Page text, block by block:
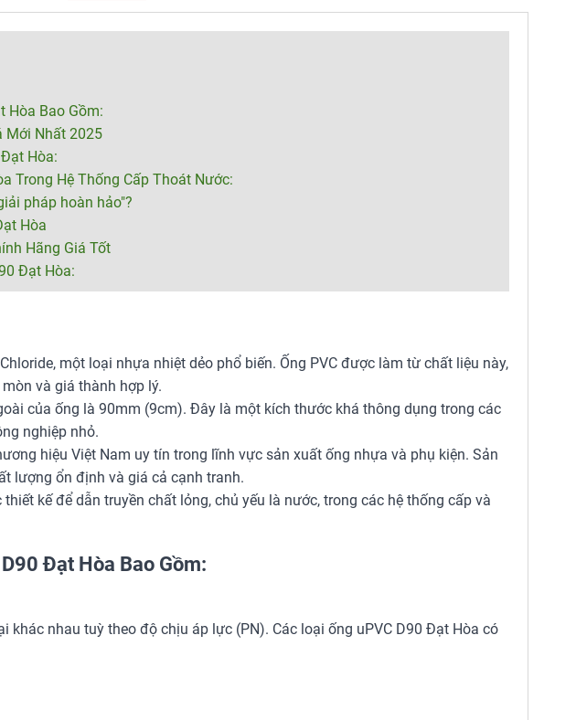
Hòa Bao Gồm:
Mới Nhất 2025
Hòa:
Trong Hệ Thống Cấp Thoát Nước:
pháp hoàn hảo"?
Hòa
Hãng Giá Tốt
Đạt Hòa:
một loại nhựa nhiệt dẻo phổ biến. Ống PVC được làm từ chất liệu này,
và giá thành hợp lý.
của ống là 90mm (9cm). Đây là một kích thước khá thông dụng trong các
nghiệp nhỏ.
hiệu Việt Nam uy tín trong lĩnh vực sản xuất ống nhựa và phụ kiện. Sản
lượng ổn định và giá cả cạnh tranh.
kế để dẫn truyền chất lỏng, chủ yếu là nước, trong các hệ thống cấp và
Đạt Hòa Bao Gồm:
khác nhau tuỳ theo độ chịu áp lực (PN). Các loại ống uPVC D90 Đạt Hòa có